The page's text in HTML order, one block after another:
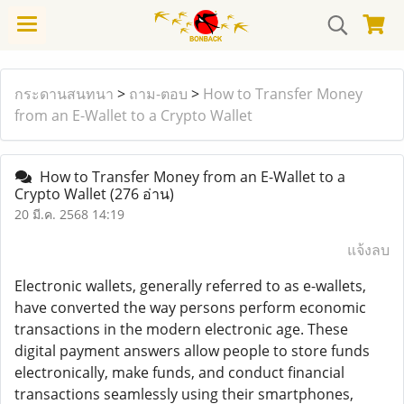
กระดานสนทนา > ถาม-ตอบ > How to Transfer Money
from an E-Wallet to a Crypto Wallet
How to Transfer Money from an E-Wallet to a
Crypto Wallet(276 อ่าน)
20 มี.ค. 2568 14:19
แจ้งลบ
Electronic wallets, generally referred to as e-wallets,
have converted the way persons perform economic
transactions in the modern electronic age. These
digital payment answers allow people to store funds
electronically, make funds, and conduct financial
transactions seamlessly using their smartphones,